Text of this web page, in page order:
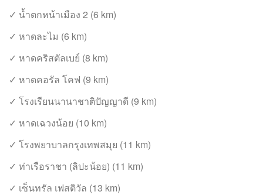
✓ น้ำตกหน้าเมือง 2 (6 km)
✓ หาดละไม (6 km)
✓ หาดคริสตัลเบย์ (8 km)
✓ หาดคอรัล โคฟ (9 km)
✓ โรงเรียนนานาชาติปัญญาดี (9 km)
✓ หาดเฉวงน้อย (10 km)
✓ โรงพยาบาลกรุงเทพสมุย (11 km)
✓ ท่าเรือราชา (ลิปะน้อย) (11 km)
✓ เซ็นทรัล เฟสติวัล (13 km)